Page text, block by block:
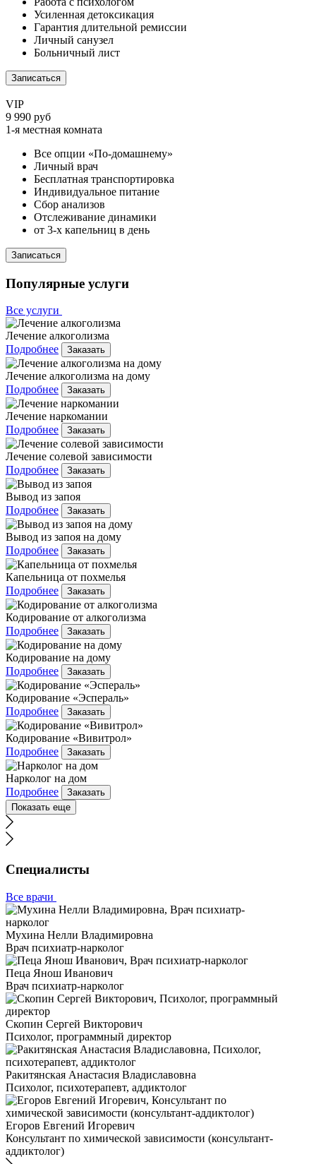
Усиленная детоксикация
Гарантия длительной ремиссии
Личный санузел
Больничный лист
Записаться
VIP
9 990 руб
1-я местная комната
Все опции «По-домашнему»
Личный врач
Бесплатная транспортировка
Индивидуальное питание
Сбор анализов
Отслеживание динамики
от 3-х капельниц в день
Записаться
Популярные услуги
Все услуги
Лечение алкоголизма
Подробнее
Заказать
Лечение алкоголизма на дому
Подробнее
Заказать
Лечение наркомании
Подробнее
Заказать
Лечение солевой зависимости
Подробнее
Заказать
Вывод из запоя
Подробнее
Заказать
Вывод из запоя на дому
Подробнее
Заказать
Капельница от похмелья
Подробнее
Заказать
Кодирование от алкоголизма
Подробнее
Заказать
Кодирование на дому
Подробнее
Заказать
Кодирование «Эспераль»
Подробнее
Заказать
Кодирование «Вивитрол»
Подробнее
Заказать
Нарколог на дом
Подробнее
Заказать
Показать еще
Специалисты
Все врачи
Мухина Нелли Владимировна
Врач психиатр-нарколог
Пеца Янош Иванович
Врач психиатр-нарколог
Скопин Сергей Викторович
Психолог, программный директор
Ракитянская Анастасия Владиславовна
Психолог, психотерапевт, аддиктолог
Егоров Евгений Игоревич
Консультант по химической зависимости (консультант-
аддиктолог)